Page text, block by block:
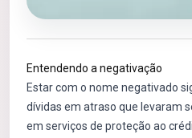
Entendendo a negativação
Estar com o nome negativado
dívidas em atraso que levaram
em serviços de proteção ao